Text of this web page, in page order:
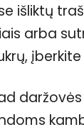
išliktų
arba